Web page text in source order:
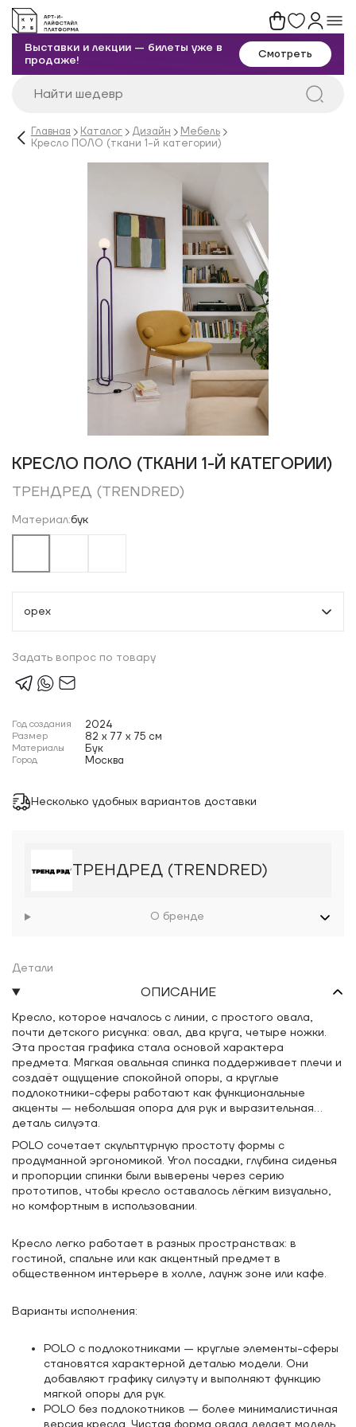
Выставки и лекции — билеты уже в
продаже!
Смотреть
Главная Каталог Дизайн
Мебель
Кресло ПОЛО (ткани 1-й категории)
КРЕСЛО ПОЛО (ТКАНИ 1-Й КАТЕГОРИИ)
ТРЕНДРЕД (TRENDRED)
Материал:бук
орех
Задать вопрос по товару
Год создания 2024
Размер 82 x 77 x 75 см
Материалы Бук
Город Москва
Несколько удобных вариантов доставки
ТРЕНДРЕД (TRENDRED)
О бренде
Детали
ОПИСАНИЕ
Кресло, которое началось с линии, с простого овала,
почти детского рисунка: овал, два круга, четыре ножки.
Эта простая графика стала основой характера
предмета. Мягкая овальная спинка поддерживает плечи и
создаёт ощущение спокойной опоры, а круглые
подлокотники-сферы работают как функциональные
акценты — небольшая опора для рук и выразительная
деталь силуэта.
POLO сочетает скульптурную простоту формы с
продуманной эргономикой. Угол посадки, глубина сиденья
и пропорции спинки были выверены через серию
прототипов, чтобы кресло оставалось лёгким визуально,
но комфортным в использовании.
Кресло легко работает в разных пространствах: в
гостиной, спальне или как акцентный предмет в
общественном интерьере в холле, лаунж зоне или кафе.
Варианты исполнения:
POLO с подлокотниками — круглые элементы-сферы
становятся характерной деталью модели. Они
добавляют графику силуэту и выполняют функцию
мягкой опоры для рук.
POLO без подлокотников — более минималистичная